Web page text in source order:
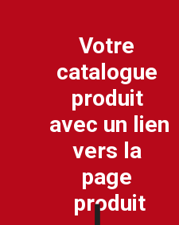
Votre
catalogue
produit
avec un lien
vers la
page
produit